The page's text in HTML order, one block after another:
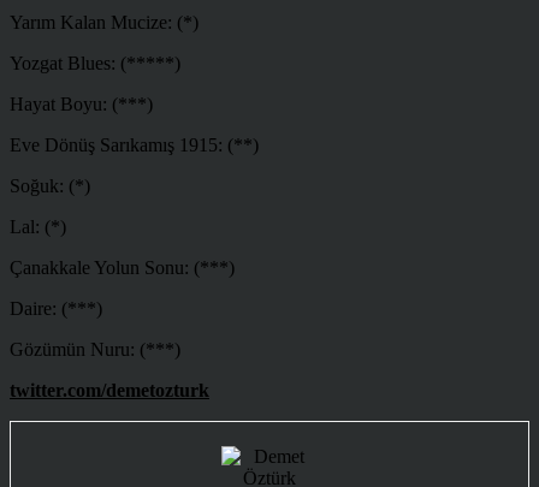
Yarım Kalan Mucize: (*)
Yozgat Blues: (*****)
Hayat Boyu: (***)
Eve Dönüş Sarıkamış 1915: (**)
Soğuk: (*)
Lal: (*)
Çanakkale Yolun Sonu: (***)
Daire: (***)
Gözümün Nuru: (***)
twitter.com/demetozturk